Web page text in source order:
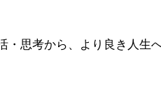
思考から、より良き人生